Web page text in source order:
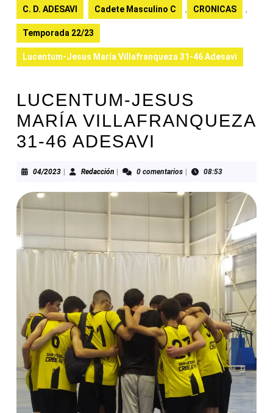
C. D. ADESAVI Cadete Masculino C , CRONICAS ,
Temporada 22/23
Lucentum-Jesus María Villafranqueza 31-46 Adesavi
LUCENTUM-JESUS
MARÍA VILLAFRANQUEZA
31-46 ADESAVI
04/202304/2023RedacciónRedacción0 comentarios 08:53